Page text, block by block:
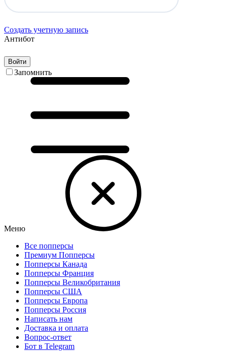
Создать учетную запись
Антибот
Войти
Запомнить
Меню
Все попперсы
Премиум Попперсы
Попперсы Канада
Попперсы Франция
Попперсы Великобритания
Попперсы США
Попперсы Европа
Попперсы Россия
Написать нам
Доставка и оплата
Вопрос-ответ
Бот в Telegram